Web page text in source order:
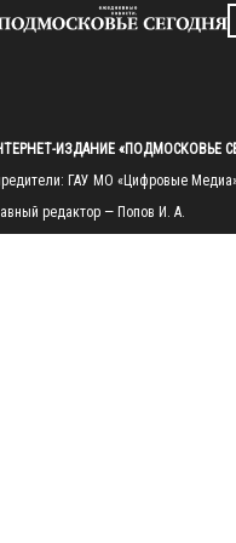
ИЗДАНИЕ «ПОДМОСКОВЬЕ
ГАУ МО «Цифровые
редактор — Попов И. А.